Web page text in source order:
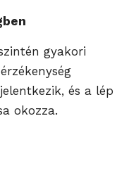
gyakori
és a lép
okozza.